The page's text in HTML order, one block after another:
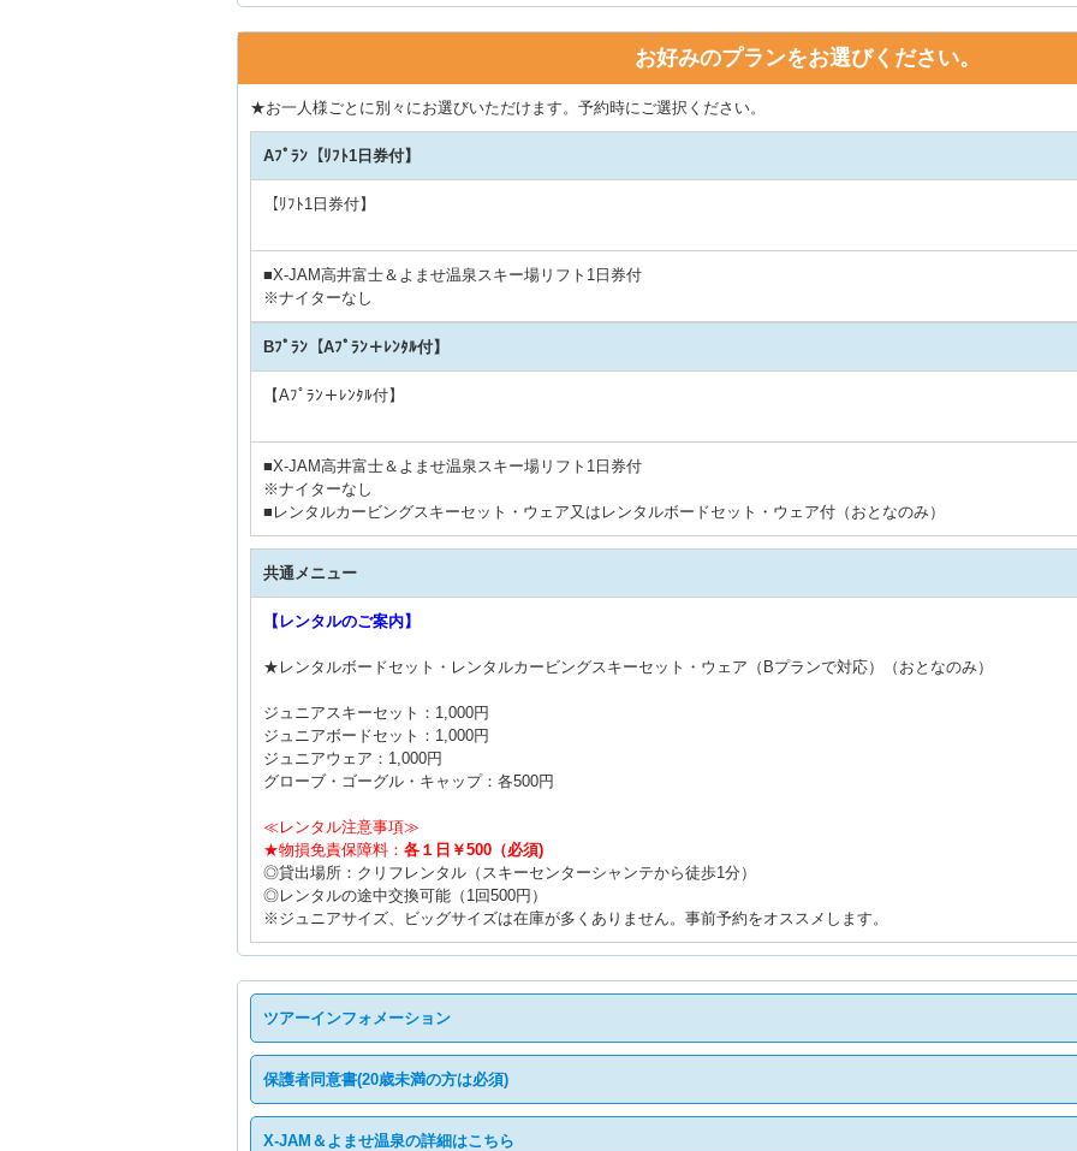
お好みのプランをお選びください。
★お一人様ごとに別々にお選びいただけます。予約時にご選択ください。
Aﾌﾟﾗﾝ【ﾘﾌﾄ1日券付】
【ﾘﾌﾄ1日券付】
■X-JAM高井富士＆よませ温泉スキー場リフト1日券付
※ナイターなし
Bﾌﾟﾗﾝ【Aﾌﾟﾗﾝ＋ﾚﾝﾀﾙ付】
【Aﾌﾟﾗﾝ＋ﾚﾝﾀﾙ付】
■X-JAM高井富士＆よませ温泉スキー場リフト1日券付
※ナイターなし
■レンタルカービングスキーセット・ウェア又はレンタルボードセット・ウェア付（おとなのみ）
共通メニュー
【レンタルのご案内】
★レンタルボードセット・レンタルカービングスキーセット・ウェア（Bプランで対応）（おとなのみ）
ジュニアスキーセット：1,000円
ジュニアボードセット：1,000円
ジュニアウェア：1,000円
グローブ・ゴーグル・キャップ：各500円
≪レンタル注意事項≫
★物損免責保障料： 各１日￥500（必須)
◎貸出場所：クリフレンタル（スキーセンターシャンテから徒歩1分）
◎レンタルの途中交換可能（1回500円）
※ジュニアサイズ、ビッグサイズは在庫が多くありません。事前予約をオススメします。
ツアーインフォメーション
保護者同意書(20歳未満の方は必須)
X-JAM＆よませ温泉の詳細はこちら